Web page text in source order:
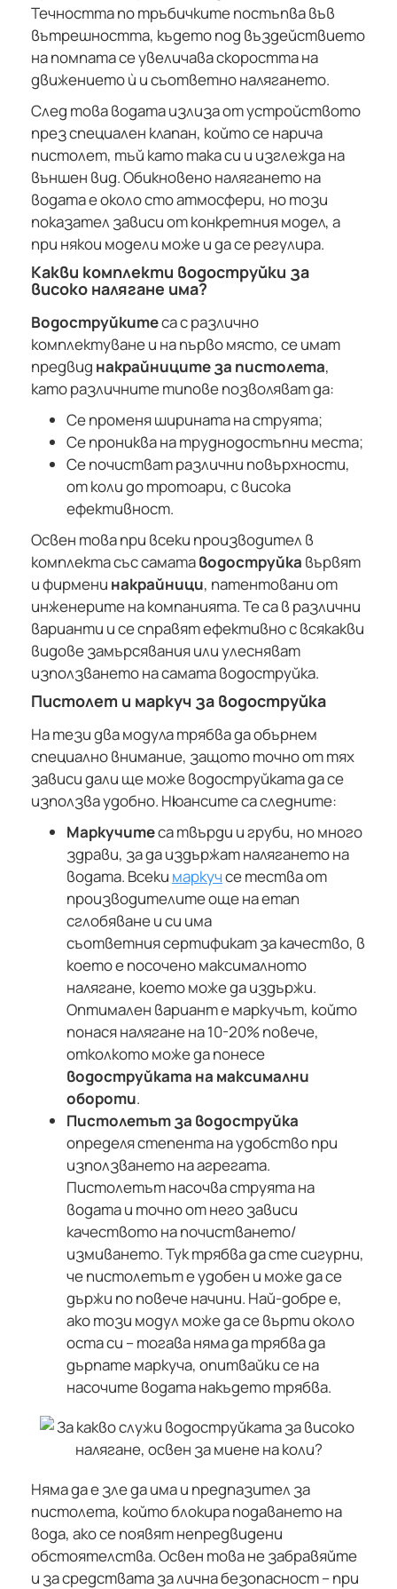
Течността по тръбичките постъпва във
вътрешността, където под въздействието
на помпата се увеличава скоростта на
движението ѝ и съответно налягането.
След това водата излиза от устройството
през специален клапан, който се нарича
пистолет, тъй като така си и изглежда на
външен вид. Обикновено налягането на
водата е около сто атмосфери, но този
показател зависи от конкретния модел, а
при някои модели може и да се регулира.
Какви комплекти водоструйки за
високо налягане има?
Водоструйкитеса с различно
комплектуване и на първо място, се имат
предвид накрайниците за пистолета,
като различните типове позволяват да:
Се променя ширината на струята;
Се прониква на труднодостъпни места;
Се почистват различни повърхности,
от коли до тротоари, с висока
ефективност.
Освен това при всеки производител в
комплекта със саматаводоструйка вървят
и фирмени накрайници, патентовани от
инженерите на компанията. Те са в различни
варианти и се справят ефективно с всякакви
видове замърсявания или улесняват
използването на самата водоструйка.
Пистолет и маркуч за водоструйка
На тези два модула трябва да обърнем
специално внимание, защото точно от тях
зависи дали ще може водоструйката да се
използва удобно. Нюансите са следните:
Маркучитеса твърди и груби, но много
здрави, за да издържат налягането на
водата. Всеки маркучсе тества от
производителите още на етап
сглобяване и си има
съответния сертификат за качество, в
което е посочено максималното
налягане, което може да издържи.
Оптимален вариант е маркучът, който
понася налягане на 10-20% повече,
отколкото може да понесе
водоструйката на максимални
обороти.
Пистолетът за водоструйка
определя степента на удобство при
използването на агрегата.
Пистолетът насочва струята на
водата и точно от него зависи
качеството на почистването/
измиването. Тук трябва да сте сигурни,
че пистолетът е удобен и може да се
държи по повече начини. Най-добре е,
ако този модул може да се върти около
оста си – тогава няма да трябва да
дърпате маркуча, опитвайки се на
насочите водата накъдето трябва.
Няма да е зле да има и предпазител за
пистолета, който блокира подаването на
вода, ако се появят непредвидени
обстоятелства. Освен това не забравяйте
и за средствата за лична безопасност – при